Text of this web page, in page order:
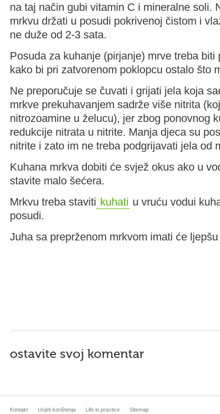
na taj način gubi vitamin C i mineralne soli.
mrkvu držati u posudi pokrivenoj čistom i
ne duže od 2-3 sata.
Posuda za kuhanje (pirjanje) mrve treba biti
kako bi pri zatvorenom poklopcu ostalo što
Ne preporučuje se čuvati i grijati jela koja
mrkve prekuhavanjem sadrže više nitrita
nitrozoamine u želucu), jer zbog ponovnog
redukcije nitrata u nitrite. Manja djeca su
nitrite i zato im ne treba podgrijavati jela od
Kuhana mrkva dobiti će svjež okus ako u
stavite malo šećera.
Mrkvu treba staviti kuhati u vruću vodui
posudi.
Juha sa preprženom mrkvom imati će
ostavite svoj komentar
Kontakt Uvjeti korištenja Life in practice Sitemap